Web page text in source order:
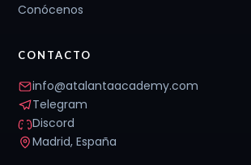
Conócenos
CONTACTO
info@atalantaacademy.com
Telegram
Discord
Madrid, España